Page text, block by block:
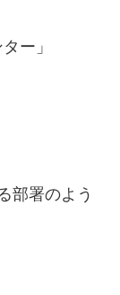
ー」
部署のよう